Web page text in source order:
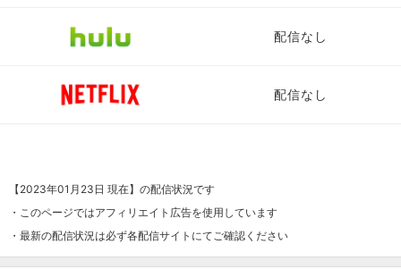
配信なし
配信なし
【2023年01月23日 現在】の配信状況です
・このページではアフィリエイト広告を使用しています
・最新の配信状況は必ず各配信サイトにてご確認ください